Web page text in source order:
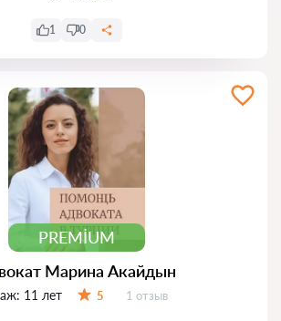
1 0
PREMIUM
Марина Акайдын
11 лет 5 Отзывов:
1 отзыв